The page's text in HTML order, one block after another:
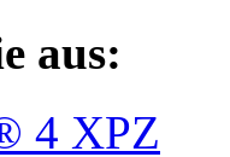
aus:
4 XPZ